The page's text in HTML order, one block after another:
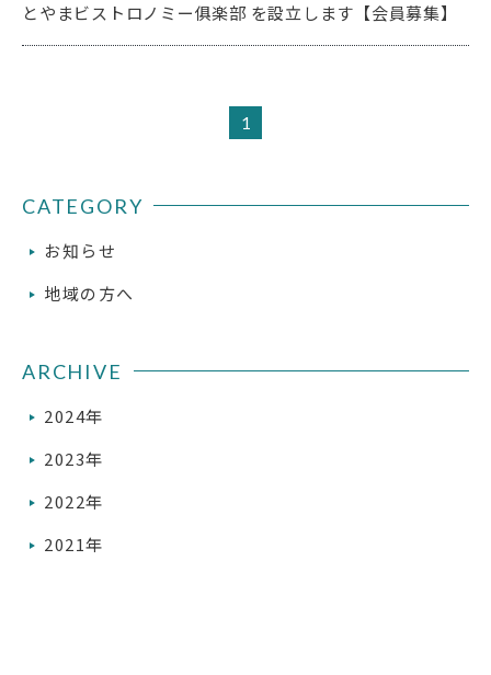
とやまビストロノミー俱楽部 を設立します【会員募集】
1
CATEGORY
お知らせ
地域の方へ
ARCHIVE
2024年
2023年
2022年
2021年